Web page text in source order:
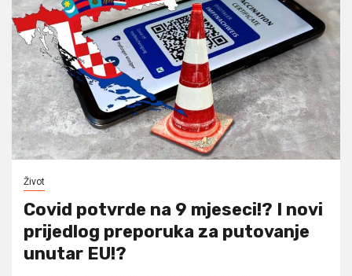
Život
Covid potvrde na 9 mjeseci!? I novi
prijedlog preporuka za putovanje
unutar EU!?